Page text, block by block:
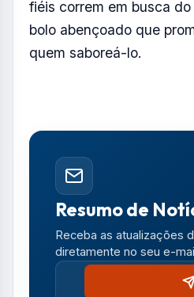
FOTO: AQUIVALE/IMAGENS
altar. Nesta época, em
Santo Antônio, que tem
'casamenteiro', em
O Aqui Vale explica a
fiéis correm em busca
bolo abençoado que